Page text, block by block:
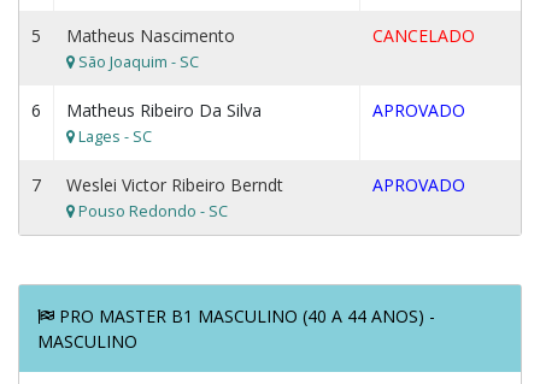
5 Matheus Nascimento
São Joaquim - SC
CANCELADO
6 Matheus Ribeiro Da Silva
Lages - SC
APROVADO
7 Weslei Victor Ribeiro Berndt
Pouso Redondo - SC
APROVADO
PRO MASTER B1 MASCULINO (40 A 44 ANOS) -
MASCULINO